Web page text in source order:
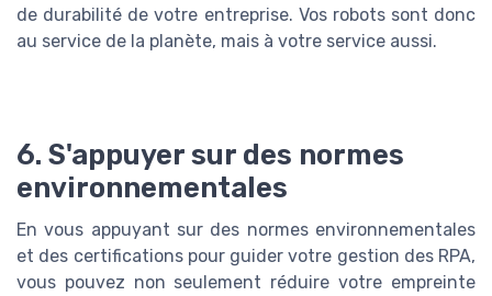
de durabilité de votre entreprise. Vos robots sont donc
au service de la planète, mais à votre service aussi.
6. S'appuyer sur des normes
environnementales
En vous appuyant sur des normes environnementales
et des certifications pour guider votre gestion des RPA,
vous pouvez non seulement réduire votre empreinte